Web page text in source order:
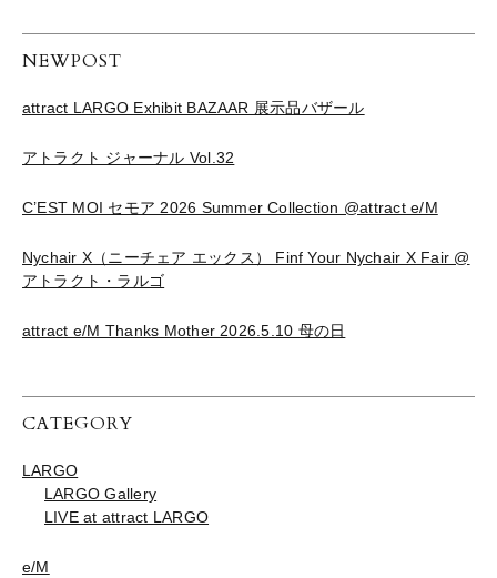
NEWPOST
attract LARGO Exhibit BAZAAR 展示品バザール
アトラクト ジャーナル Vol.32
C’EST MOI セモア 2026 Summer Collection @attract e/M
Nychair X（ニーチェア エックス） Finf Your Nychair X Fair @
アトラクト・ラルゴ
attract e/M Thanks Mother 2026.5.10 母の日
CATEGORY
LARGO
LARGO Gallery
LIVE at attract LARGO
e/M